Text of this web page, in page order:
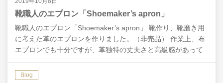
靴職人のエプロン「Shoemaker’s apron」
靴職人のエプロン「Shoemaker’s apron」 靴作り、靴磨き用
に考えた革のエプロンを作りました。（非売品） 作業上、布
エプロンでも十分ですが、革独特の丈夫さと高級感があって
Blog